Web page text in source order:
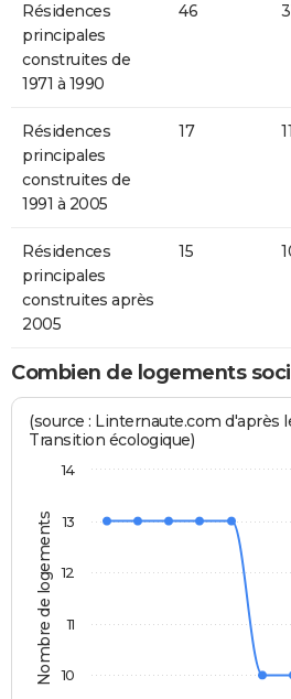
Résidences
principales
construites de
1971 à 1990
46
Résidences
principales
construites de
1991 à 2005
17
Résidences
principales
construites après
2005
15
Combien de logements
Nombre de logements
(source : Linternaute.com d'après
Transition écologique)
10
11
12
13
14